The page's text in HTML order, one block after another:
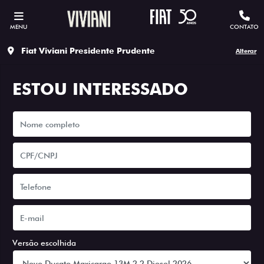
MENU CONTATO
Fiat Viviani Presidente Prudente Alterar
ESTOU INTERESSADO
Versão escolhida